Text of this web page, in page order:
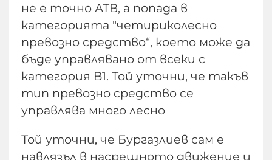
не е точно АТВ, а попада в
категорията "четириколесно
превозно средство“, което може да
бъде управлявано от всеки с
категория B1. Той уточни, че такъв
тип превозно средство се
управлява много лесно
Той уточни, че Бургазлиев сам е
навлязъл в насрещното движение и